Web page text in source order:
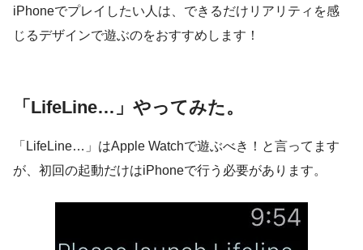
iPhoneでプレイしたい人は、できるだけリアリティを感
じるデザインで遊ぶのをおすすめします！
「LifeLine…」やってみた。
「LifeLine…」はApple Watchで遊ぶべき！と言ってます
が、初回の起動だけはiPhoneで行う必要があります。